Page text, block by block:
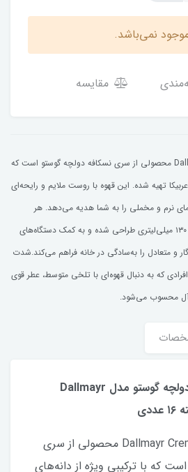
نمی‌باشد.
مقایسه
کپسول قهوه Dallmayr Crema d’Oro محصولی از سری نسکافه دولچه گوستو است که
تهیه شده. این قهوه با روست ملایم و رایحه‌ای
نرم و مخملی را به شما هدیه می‌دهد. هر
کپسول برای تهیه یک فنجان قهوه ۱۳۰ میلی‌لیتری طراحی شده و به کمک دستگاه‌های
و متعادل را به‌سادگی در خانه فراهم می‌کند.شدت
۱۱ بوده و برای افرادی که به دنبال قهوه‌ای با تلخی متوسط، عطر قوی
محسوب می‌شود.
کپسول قهوه نسکافه دولچه گوستو مدل Dallmayr
کپسول قهوه Dallmayr Crema d’Oro محصولی از سری
که با ترکیبی ویژه از دانه‌های